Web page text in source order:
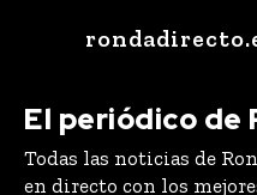
El periódico de
Todas las noticias de
en directo con los